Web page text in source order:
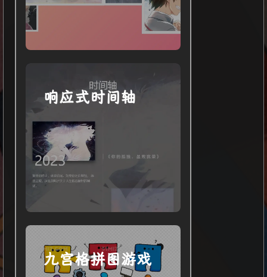
响应式时间轴
九宫格拼图游戏